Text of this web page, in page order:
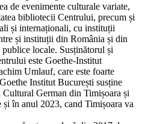
de evenimente culturale variate,
bibliotecii Centrului, precum și
și internaționali, cu instituții
și instituții din România și din
locale. Susținătorul și
este Goethe-Institut
Umlauf, care este foarte
Institut București susține
German din Timișoara și
în anul 2023, cand Timișoara va